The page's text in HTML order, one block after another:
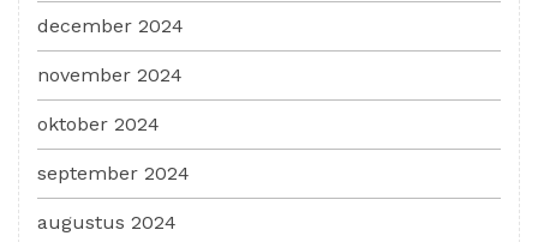
december 2024
november 2024
oktober 2024
september 2024
augustus 2024